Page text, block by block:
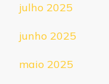
julho 2025
junho 2025
maio 2025